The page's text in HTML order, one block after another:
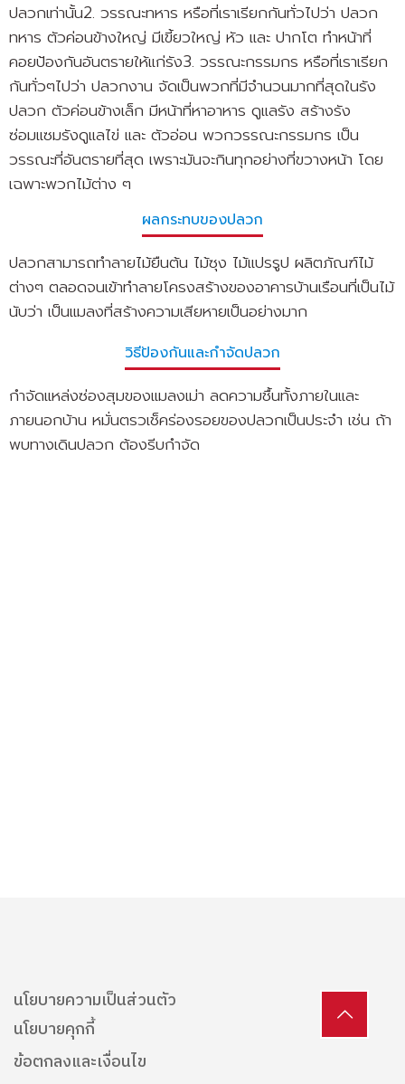
ปลวกเท่านั้น2. วรรณะทหาร หรือที่เราเรียกกันทั่วไปว่า ปลวก
ทหาร ตัวค่อนข้างใหญ่ มีเขี้ยวใหญ่ หัว และ ปากโต ทำหน้าที่
คอยป้องกันอันตรายให้แก่รัง3. วรรณะกรรมกร หรือที่เราเรียก
กันทั่วๆไปว่า ปลวกงาน จัดเป็นพวกที่มีจำนวนมากที่สุดในรัง
ปลวก ตัวค่อนข้างเล็ก มีหน้าที่หาอาหาร ดูแลรัง สร้างรัง
ซ่อมแซมรังดูแลไข่ และ ตัวอ่อน พวกวรรณะกรรมกร เป็น
วรรณะที่อันตรายที่สุด เพราะมันจะกินทุกอย่างที่ขวางหน้า โดย
เฉพาะพวกไม้ต่าง ๆ
ผลกระทบของปลวก
ปลวกสามารถทำลายไม้ยืนต้น ไม้ซุง ไม้แปรรูป ผลิตภัณฑ์ไม้
ต่างๆ ตลอดจนเข้าทำลายโครงสร้างของอาคารบ้านเรือนที่เป็นไม้
นับว่า เป็นแมลงที่สร้างความเสียหายเป็นอย่างมาก
วิธีป้องกันและกำจัดปลวก
กำจัดแหล่งซ่องสุมของแมลงเม่า ลดความชื้นทั้งภายในและ
ภายนอกบ้าน หมั่นตรวเช็คร่องรอยของปลวกเป็นประจำ เช่น ถ้า
พบทางเดินปลวก ต้องรีบกำจัด
นโยบายความเป็นส่วนตัว
นโยบายคุกกี้
ข้อตกลงและเงื่อนไข